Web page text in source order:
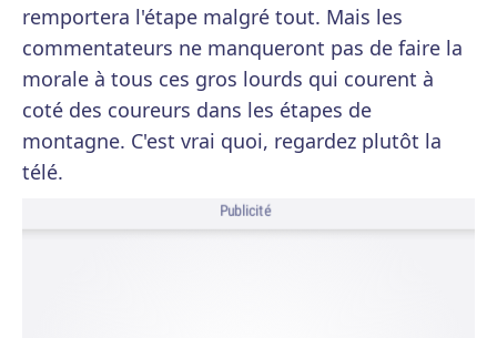
remportera l'étape malgré tout. Mais les
commentateurs ne manqueront pas de faire la
morale à tous ces gros lourds qui courent à
coté des coureurs dans les étapes de
montagne. C'est vrai quoi, regardez plutôt la
télé.
Publicité